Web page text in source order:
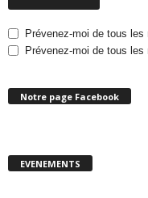
Prévenez-moi de tous les
Prévenez-moi de tous les
Notre page Facebook
EVENEMENTS